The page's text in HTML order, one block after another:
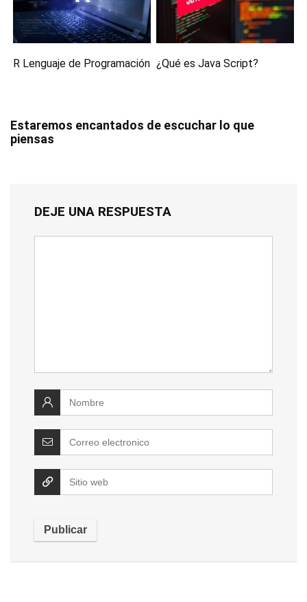
R Lenguaje de Programación ¿Qué es Java Script?
Estaremos encantados de escuchar lo que
piensas
DEJE UNA RESPUESTA